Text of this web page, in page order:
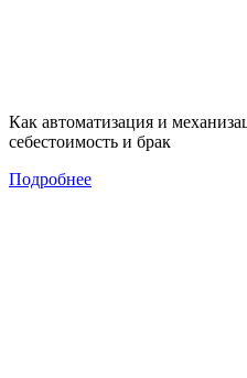
Как автоматизация и
себестоимость и брак
Подробнее